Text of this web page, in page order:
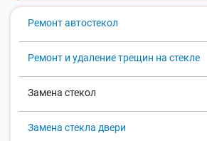
Ремонт автостекол
Ремонт и удаление трещин на стекле
Замена стекол
Замена стекла двери